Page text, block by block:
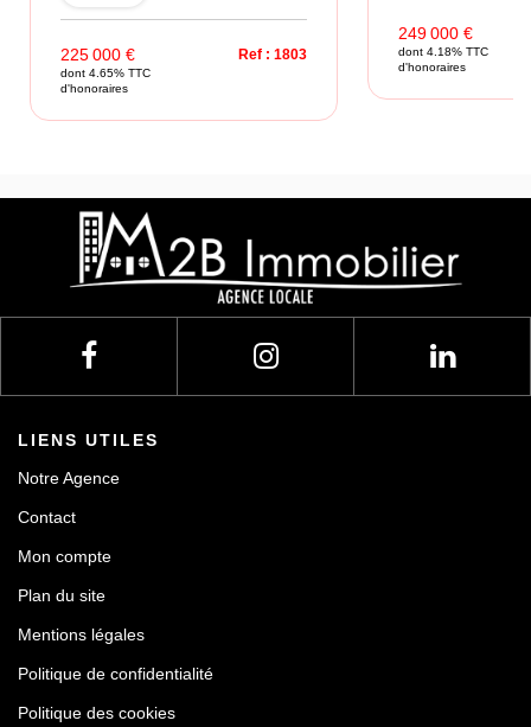
225 000 €
dont 4.65% TTC
d'honoraires
Ref : 1803
249 000 €
dont 4.18% TTC
d'honoraires
LIENS UTILES
Notre Agence
Contact
Mon compte
Plan du site
Mentions légales
Politique de confidentialité
Politique des cookies